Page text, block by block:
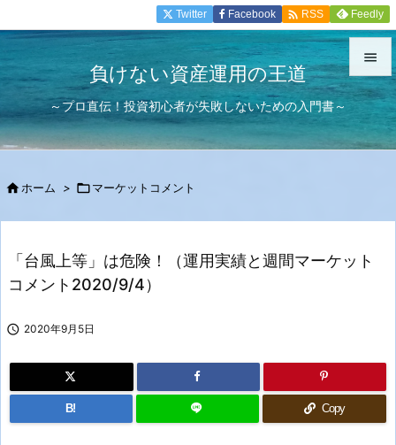
負けない資産運用の王道
～プロ直伝！投資初心者が失敗しないための入門書～


メニュ


Twitter Facebook  RSS Feedly
ホーム > マーケットコメント
「台風上等」は危険！（運用実績と週間マーケット
コメント2020/9/4）
 2020年9月5日
B! Copy